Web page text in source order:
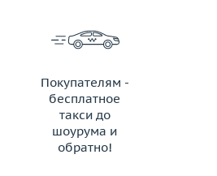
Покупателям -
бесплатное
такси до
шоурума и
обратно!
ЗАКАЗАТЬ ТАКСИ